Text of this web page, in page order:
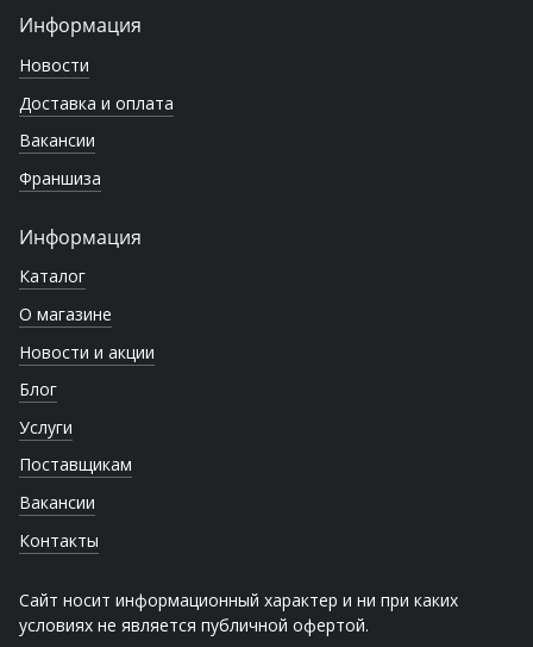
Информация
Новости
Доставка и оплата
Вакансии
Франшиза
Информация
Каталог
О магазине
Новости и акции
Блог
Услуги
Поставщикам
Вакансии
Контакты
Сайт носит информационный характер и ни при каких
условиях не является публичной офертой.